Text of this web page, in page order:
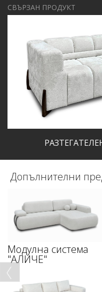
СВЪРЗАН ПРОДУКТ
Допълнителни
Модулна система
"АЛИЧЕ"